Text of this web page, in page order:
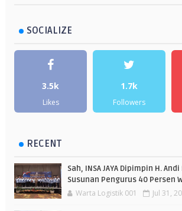
SOCIALIZE
3.5k
Likes
1.7k
Followers
RECENT
Sah, INSA JAYA Dipimpin H.
Susunan Pengurus 40 Persen
Warta Logistik 001 Jul 31,